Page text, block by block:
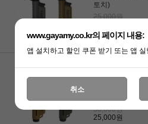
토치)
25,000원
[소토]ST-486한
38,000원
25,000원
www.gayamy.co.kr의 페이지 내용:
앱 설치하고 할인 쿠폰 받기 또는 앱 실
취소